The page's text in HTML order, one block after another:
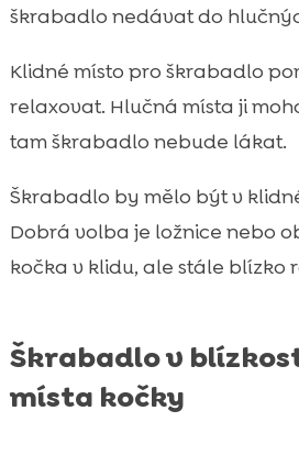
škrabadlo nedávat do
Klidné místo pro škrabadlo
relaxovat. Hlučná místa ji
tam škrabadlo nebude lákat.
Škrabadlo by mělo být v
Dobrá volba je ložnice nebo
kočka v klidu, ale stále blízko
Škrabadlo v
místa kočky